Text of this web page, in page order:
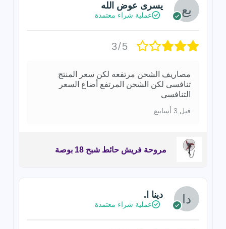
يسرى عوض الله
عملية شراء معتمدة
3/5
مصاريف الشحن مرتفعه لكن سعر المنتج
تنافسى لكن الشحن المرتفع أضاع السعر
التنافسى
قبل 3 أسابيع
مروحة فريش حائط شبح 18 بوصة
دينا ا.
عملية شراء معتمدة